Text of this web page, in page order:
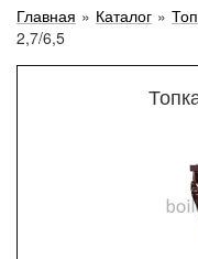
Главная » Каталог »
2,7/6,5